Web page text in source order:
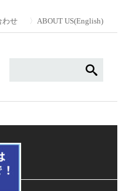
わせ ABOUT US(English)